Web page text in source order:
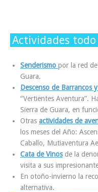
Actividades todo
Senderismo por la red
Guara.
Descenso de Barrancos
“Vertientes Aventura”.
Sierra de Guara, en
Otras actividades de
los meses del Año:
Caballo, Mutiaventura
Cata de Vinosde la
visita a sus
En otoño-invierno la
alternativa.